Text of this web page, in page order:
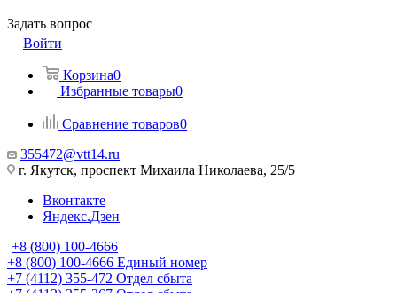
Задать вопрос
Войти
Корзина0
Избранные товары0
Сравнение товаров0
355472@vtt14.ru
г. Якутск, проспект Михаила Николаева, 25/5
Вконтакте
Яндекс.Дзен
+8 (800) 100-4666
+8 (800) 100-4666 Единый номер
+7 (4112) 355-472 Отдел сбыта